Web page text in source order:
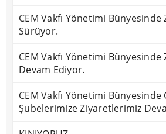
CEM Vakfı Yönetimi
Sürüyor.
CEM Vakfı Yönetimi
Devam Ediyor.
CEM Vakfı Yönetimi
Şubelerimize Ziyaretlerimiz